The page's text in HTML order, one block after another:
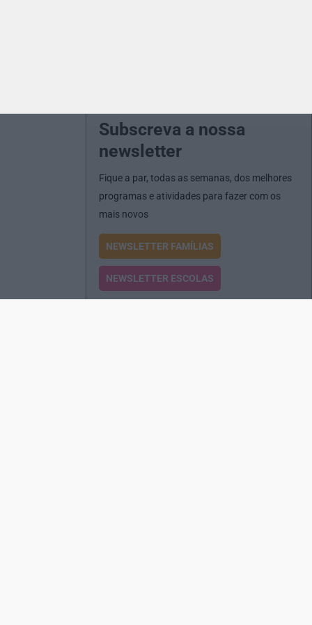
Subscreva a nossa
newsletter
Fique a par, todas as semanas, dos melhores
programas e atividades para fazer com os
mais novos
NEWSLETTER FAMÍLIAS
NEWSLETTER ESCOLAS